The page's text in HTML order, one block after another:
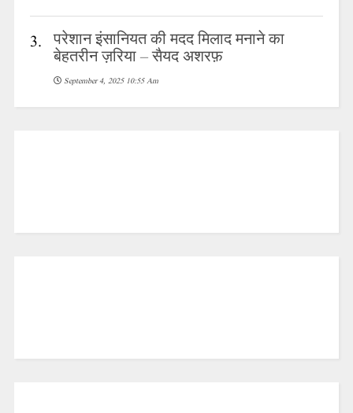
3. परेशान इंसानियत की मदद मिलाद मनाने का
बेहतरीन ज़रिया – सैयद अशरफ़
September 4, 2025 10:55 Am